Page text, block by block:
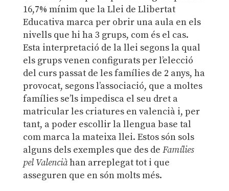
16,7% mínim que la Llei de Llibertat
Educativa marca per obrir una aula en els
nivells que hi ha 3 grups, com és el cas.
Esta interpretació de la llei segons la qual
els grups venen configurats per l’elecció
del curs passat de les famílies de 2 anys, ha
provocat, segons l’associació, que a moltes
famílies se’ls impedisca el seu dret a
matricular les criatures en valencià i, per
tant, a poder escollir la llengua base tal
com marca la mateixa llei. Estos són sols
alguns dels exemples que des de Famílies
pel Valenciàhan arreplegat tot i que
asseguren que en són molts més.